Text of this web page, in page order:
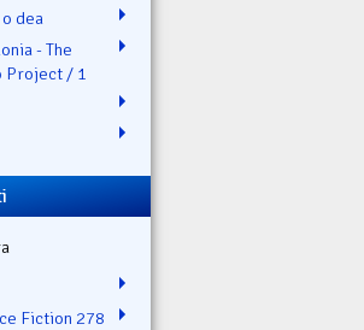
dea
- The
Project / 1
Fiction 278